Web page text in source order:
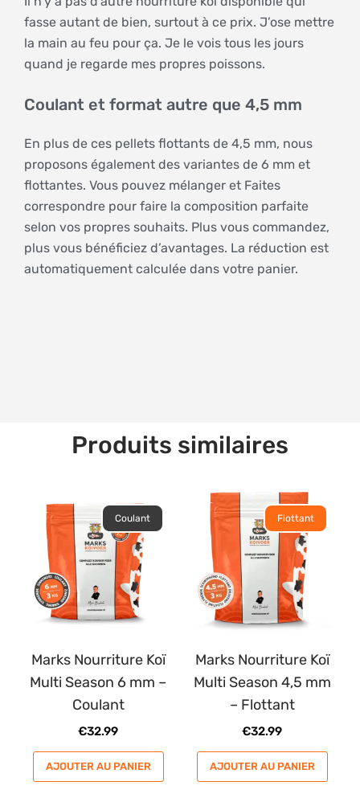
fasse autant de bien, surtout à ce prix. J’ose mettre
la main au feu pour ça. Je le vois tous les jours
quand je regarde mes propres poissons.
Coulant et format autre que 4,5 mm
En plus de ces pellets flottants de 4,5 mm, nous
proposons également des variantes de 6 mm et
flottantes. Vous pouvez mélanger et Faites
correspondre pour faire la composition parfaite
selon vos propres souhaits. Plus vous commandez,
plus vous bénéficiez d’avantages. La réduction est
automatiquement calculée dans votre panier.
Produits similaires
Coulant
Marks Nourriture Koï
Multi Season 6 mm –
Coulant
€32.99
AJOUTER AU PANIER
Flottant
Marks Nourriture Koï
Multi Season 4,5 mm
– Flottant
€32.99
AJOUTER AU PANIER